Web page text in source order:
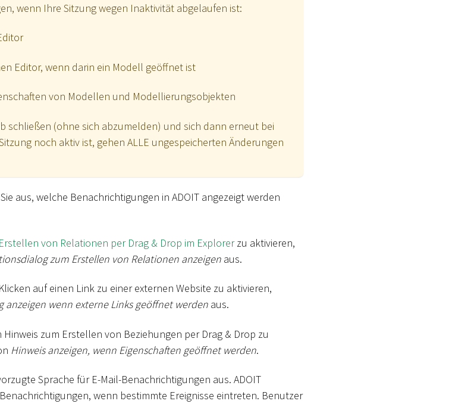
wenn Ihre Sitzung wegen Inaktivität abgelaufen ist:
Editor, wenn darin ein Modell geöffnet ist
von Modellen und Modellierungsobjekten
schließen (ohne sich abzumelden) und sich dann erneut bei
noch aktiv ist, gehen ALLE ungespeicherten Änderungen
aus, welche Benachrichtigungen in ADOIT angezeigt werden
Erstellen von Relationen per Drag & Drop im Explorerzu aktivieren,
zum Erstellen von Relationen anzeigen aus.
auf einen Link zu einer externen Website zu aktivieren,
anzeigen wenn externe Links geöffnet werden aus.
zum Erstellen von Beziehungen per Drag & Drop zu
Hinweis anzeigen, wenn Eigenschaften geöffnet werden.
Sprache für E-Mail-Benachrichtigungen aus. ADOIT
wenn bestimmte Ereignisse eintreten. Benutzer